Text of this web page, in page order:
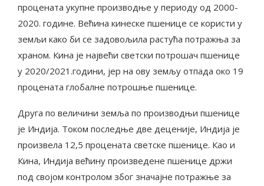
процената укупне производње у периоду од 2000-
2020. године. Већина кинеске пшенице се користи у
земљи како би се задовољила растућа потражња за
храном. Кина је највећи светски потрошач пшенице
у 2020/2021.години, јер на ову земљу отпада око 19
процената глобалне потрошње пшенице.
Друга по величини земља по производњи пшенице
је Индија. Током последње две деценије, Индија је
произвела 12,5 процената светске пшенице. Као и
Кина, Индија већину произведене пшенице држи
под својом контролом због значајне потражње за